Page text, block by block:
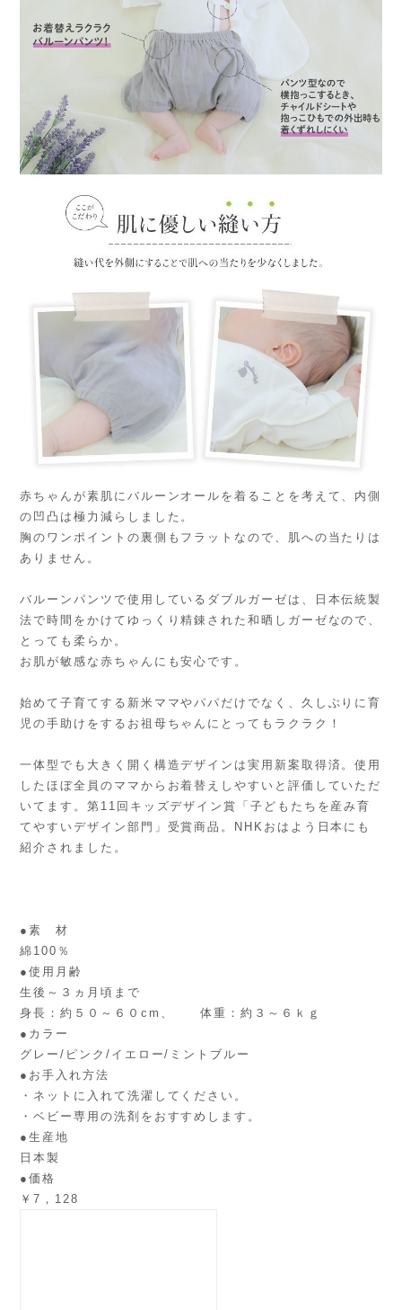
赤ちゃんが素肌にバルーンオールを着ることを考えて、内側
の凹凸は極力減らしました。
胸のワンポイントの裏側もフラットなので、肌への当たりは
ありません。
バルーンパンツで使用しているダブルガーゼは、日本伝統製
法で時間をかけてゆっくり精錬された和晒しガーゼなので、
とっても柔らか。
お肌が敏感な赤ちゃんにも安心です。
始めて子育てする新米ママやパパだけでなく、久しぶりに育
児の手助けをするお祖母ちゃんにとってもラクラク！
一体型でも大きく開く構造デザインは実用新案取得済。使用
したほぼ全員のママからお着替えしやすいと評価していただ
いてます。第11回キッズデザイン賞「子どもたちを産み育
てやすいデザイン部門」受賞商品。NHKおはよう日本にも
紹介されました。
●素 材
綿100％
●使用月齢
生後～３ヵ月頃まで
身長：約５０～６０cm、 体重：約３～６ｋｇ
●カラー
グレー/ピンク/イエロー/ミントブルー
●お手入れ方法
・ネットに入れて洗濯してください。
・ベビー専用の洗剤をおすすめします。
●生産地
日本製
●価格
￥7，128